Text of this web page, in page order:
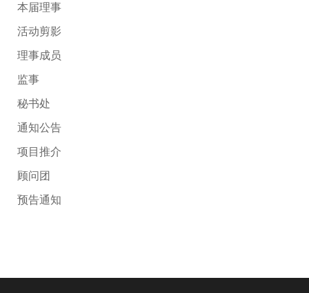
本届理事
活动剪影
理事成员
监事
秘书处
通知公告
项目推介
顾问团
预告通知